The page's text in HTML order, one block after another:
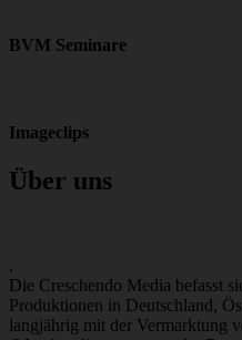
BVM Seminare
Imageclips
Über uns
.
Die Creschendo Media befasst
Produktionen in Deutschland,
langjährig mit der Vermarktung